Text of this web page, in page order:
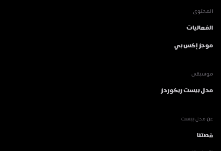
المحتوى
الفعاليات
موجز إكس بي
موسيقى
مدل بيست ريكوردز
عن مدل بيست
قصتنا